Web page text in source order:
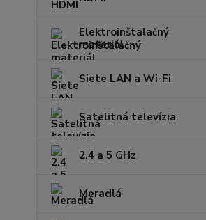
Elektroinštalačný
materiál
Siete LAN a Wi-Fi
Satelitná televízia
2.4 a 5 GHz
Meradlá